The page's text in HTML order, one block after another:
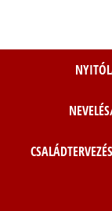
CSALÁDTERVEZÉS